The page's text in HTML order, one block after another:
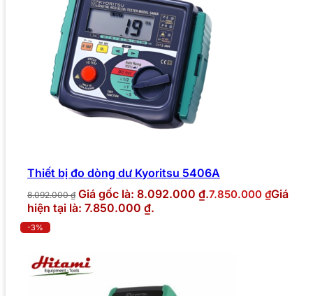
Thiết bị đo dòng dư Kyoritsu 5406A
8.092.000₫ Giá gốc là: 8.092.000 ₫.7.850.000 ₫Giá
hiện tại là: 7.850.000 ₫.
-3%